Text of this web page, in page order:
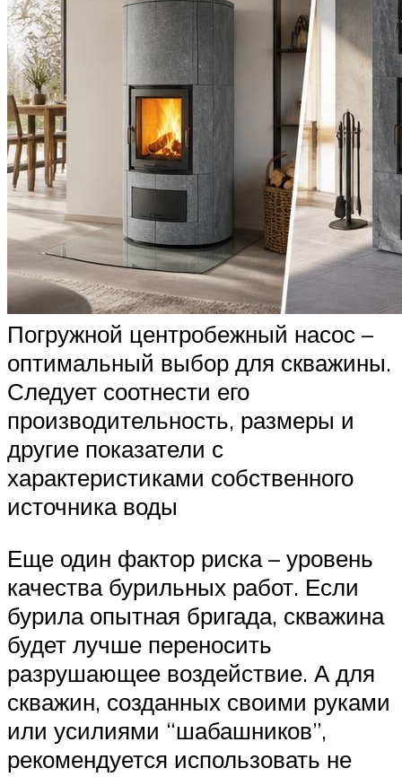
Погружной центробежный насос –
оптимальный выбор для скважины.
Следует соотнести его
производительность, размеры и
другие показатели с
характеристиками собственного
источника воды
Еще один фактор риска – уровень
качества бурильных работ. Если
бурила опытная бригада, скважина
будет лучше переносить
разрушающее воздействие. А для
скважин, созданных своими руками
или усилиями “шабашников”,
рекомендуется использовать не